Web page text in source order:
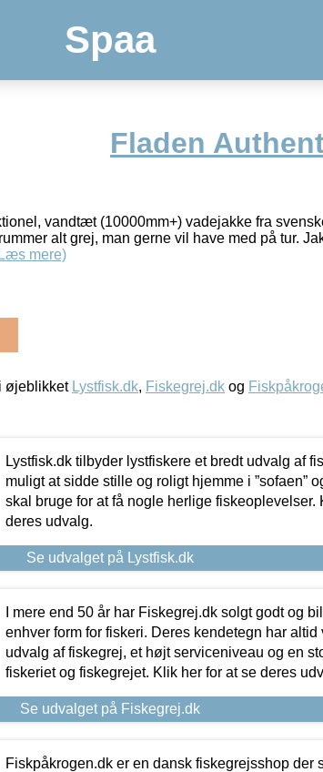
Spaa
Fladen
vandtæt (10000mm+) vadejakke fra
alt grej, man gerne vil have med på tur.
mere)
øjeblikket Lystfisk.dk, Fiskegrej.dk og
Lystfisk.dk tilbyder lystfiskere et bredt udvalg af
muligt at sidde stille og roligt hjemme i ”sofaen”
skal bruge for at få nogle herlige fiskeoplevelser.
deres udvalg.
Se udvalget på Lystfisk.dk
I mere end 50 år har Fiskegrej.dk solgt godt og
enhver form for fiskeri. Deres kendetegn har
udvalg af fiskegrej, et højt serviceniveau og en
fiskeriet og fiskegrejet. Klik her for at se deres
Se udvalget på Fiskegrej.dk
Fiskpåkrogen.dk er en dansk fiskegrejsshop der